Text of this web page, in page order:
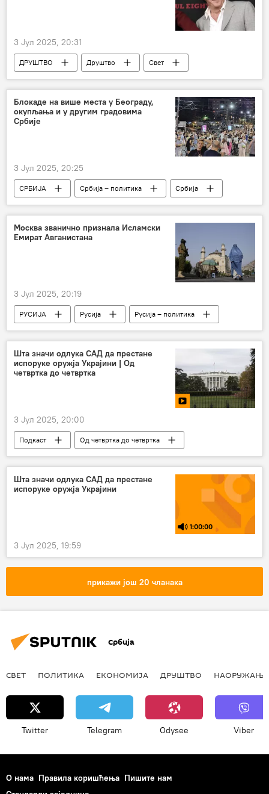
3 Јул 2025, 20:31
ДРУШТВО Друштво
Свет
Хроника
САД
Холивуд
Блокаде на више места у Београду,
окупљања и у другим градовима
Србије
3 Јул 2025, 20:25
СРБИЈА Србија – политика
Србија
протест
Москва званично признала Исламски
Емират Авганистана
3 Јул 2025, 20:19
РУСИЈА Русија
Русија – политика
Авганистан
Шта значи одлука САД да престане
испоруке оружја Украјини | Од
четвртка до четвртка
3 Јул 2025, 20:00
Подкаст
Од четвртка до четвртка
Свет
Свет – политика
Шта значи одлука САД да престане
испоруке оружја Украјини
1:00:00
3 Јул 2025, 19:59
прикажи још 20 чланака
Србија
СВЕТ ПОЛИТИКА ЕКОНОМИЈА ДРУШТВО НАОРУЖАЊЕ
Twitter Telegram Odysee Viber
О нама Правила коришћења Пишите нам